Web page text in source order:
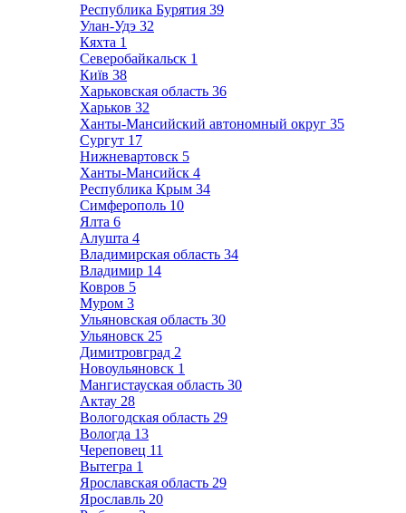
Республика Бурятия 39
Улан-Удэ 32
Кяхта 1
Северобайкальск 1
Київ 38
Харьковская область 36
Харьков 32
Ханты-Мансийский автономный округ 35
Сургут 17
Нижневартовск 5
Ханты-Мансийск 4
Республика Крым 34
Симферополь 10
Ялта 6
Алушта 4
Владимирская область 34
Владимир 14
Ковров 5
Муром 3
Ульяновская область 30
Ульяновск 25
Димитровград 2
Новоульяновск 1
Мангистауская область 30
Актау 28
Вологодская область 29
Вологда 13
Череповец 11
Вытегра 1
Ярославская область 29
Ярославль 20